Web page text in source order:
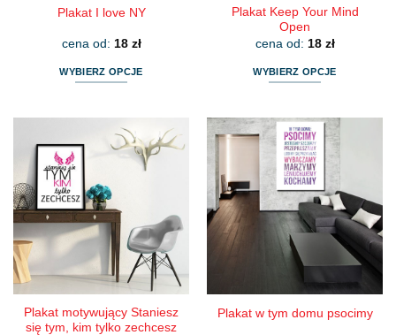
Plakat I love NY
cena od: 18 zł
WYBIERZ OPCJE
wiele
wariantów.
Opcje
można
wybrać
na
stronie
produktu
Plakat Keep Your Mind
Open
cena od: 18 zł
WYBIERZ OPCJE
ma
wiele
wariantów.
Opcje
można
wybrać
na
stronie
Plakat motywujący Staniesz
się tym, kim tylko zechcesz
Plakat w tym domu psocimy